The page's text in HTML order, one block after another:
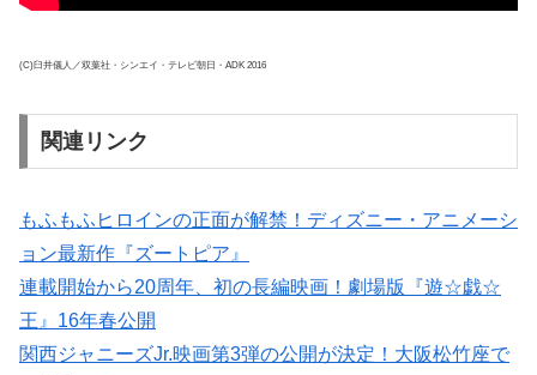
(C)臼井儀人／双葉社・シンエイ・テレビ朝日・ADK 2016
関連リンク
もふもふヒロインの正面が解禁！ディズニー・アニメーシ
ョン最新作『ズートピア』
連載開始から20周年、初の長編映画！劇場版『遊☆戯☆
王』16年春公開
関西ジャニーズJr.映画第3弾の公開が決定！大阪松竹座で